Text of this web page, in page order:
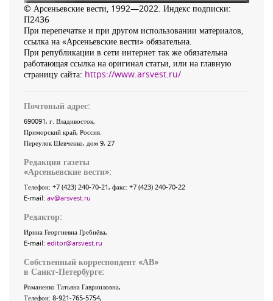
© Арсеньевские вести, 1992—2022. Индекс подписки:
П2436
При перепечатке и при другом использовании материалов,
ссылка на «Арсеньевские вести» обязательна.
При републикации в сети интернет так же обязательна
работающая ссылка на оригинал статьи, или на главную
страницу сайта: https://www.arsvest.ru/
Почтовый адрес:
690091, г. Владивосток,
Приморский край, Россия
Переулок Шевченко, дом 9, 27
Редакция газеты
«Арсеньевские вести»:
Телефон: +7 (423) 240-70-21, факс: +7 (423) 240-70-22
E-mail: av@arsvest.ru
Редактор:
Ирина Георгиевна Гребнёва,
E-mail: editor@arsvest.ru
Собственный корреспондент «АВ»
в Санкт-Петербурге:
Романенко Татьяна Гаврииловна,
Телефон: 8-921-765-5754,